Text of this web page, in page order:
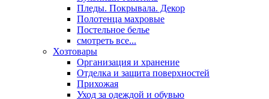
Пледы. Покрывала. Декор
Полотенца махровые
Постельное белье
смотреть все...
Хозтовары
Организация и хранение
Отделка и защита поверхностей
Прихожая
Уход за одеждой и обувью